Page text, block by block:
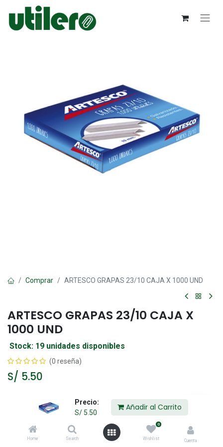
Precio:
S/ 5.50
Añadir al Carrito
Home Search
0
Wishlist Cuenta
Comprar ARTESCO GRAPAS 23/10 CAJA X 1000 UND
ARTESCO GRAPAS 23/10 CAJA X
1000 UND
Stock: 19 unidades disponibles
(0 reseña)
S/ 5.50
Añadir al Carrito
Agregar a la lista de deseos